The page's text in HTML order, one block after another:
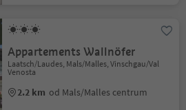
Appartements Wallnöfer
Laatsch/Laudes, Mals/Malles, Vinschgau/Val
Venosta
2.2 km od Mals/Malles centrum